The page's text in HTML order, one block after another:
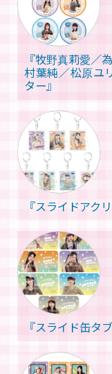
『牧野真莉愛／
村葉純／松原ユ
ター』
『スライドアク
『スライド缶タ